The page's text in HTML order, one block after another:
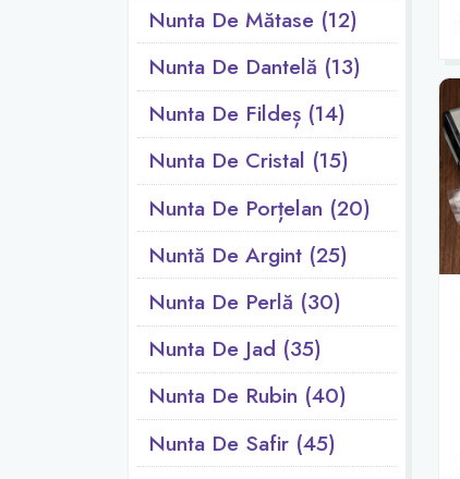
Nunta De Mătase (12)
Nunta De Dantelă (13)
Nunta De Fildeș (14)
Nunta De Cristal (15)
Nunta De Porțelan (20)
Nuntă De Argint (25)
Nunta De Perlă (30)
Nunta De Jad (35)
Nunta De Rubin (40)
Nunta De Safir (45)